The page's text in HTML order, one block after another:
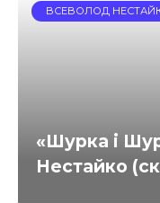
ВСЕВОЛОД
«Шурка і
Нестайко